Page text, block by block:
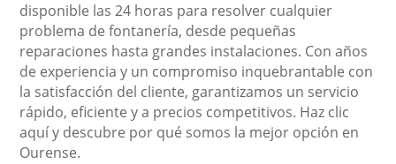
disponible las 24 horas para resolver cualquier
problema de fontanería, desde pequeñas
reparaciones hasta grandes instalaciones. Con años
de experiencia y un compromiso inquebrantable con
la satisfacción del cliente, garantizamos un servicio
rápido, eficiente y a precios competitivos. Haz clic
aquí y descubre por qué somos la mejor opción en
Ourense.